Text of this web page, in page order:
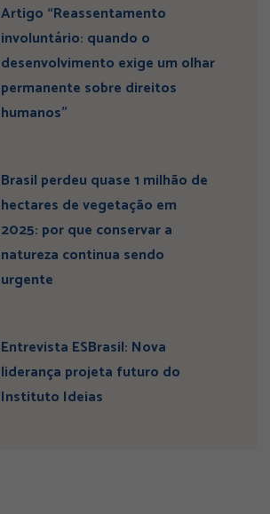
Artigo “Reassentamento
involuntário: quando o
desenvolvimento exige um olhar
permanente sobre direitos
humanos”
Brasil perdeu quase 1 milhão de
hectares de vegetação em
2025: por que conservar a
natureza continua sendo
urgente
Entrevista ESBrasil: Nova
liderança projeta futuro do
Instituto Ideias